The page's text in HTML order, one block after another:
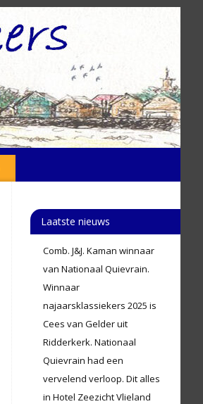
Laatste nieuws
Comb. J&J. Kaman winnaar
van Nationaal Quievrain.
Winnaar
najaarsklassiekers 2025 is
Cees van Gelder uit
Ridderkerk. Nationaal
Quievrain had een
vervelend verloop. Dit alles
in Hotel Zeezicht Vlieland